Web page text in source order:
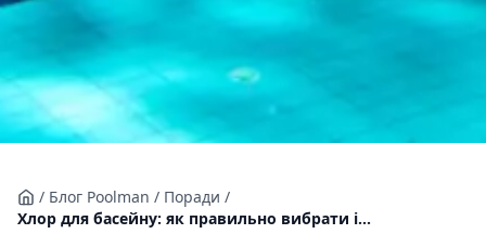
/ Блог Poolman / Поради /
Хлор для басейну: як правильно вибрати і...